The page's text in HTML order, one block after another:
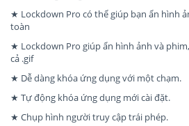
★ Lockdown Pro có thể giúp bạn ẩn hình
toàn
★ Lockdown Pro giúp ẩn hình ảnh và
cả .gif
★ Dễ dàng khóa ứng dụng với một chạm.
★ Tự động khóa ứng dụng mới cài đặt.
★ Chụp hình người truy cập trái phép.